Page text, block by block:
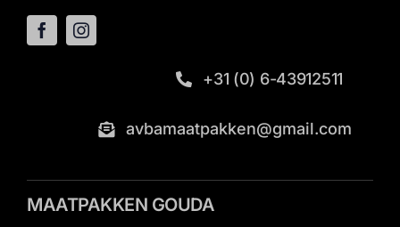
+31 (0) 6-43912511
avbamaatpakken@gmail.com
MAATPAKKEN GOUDA